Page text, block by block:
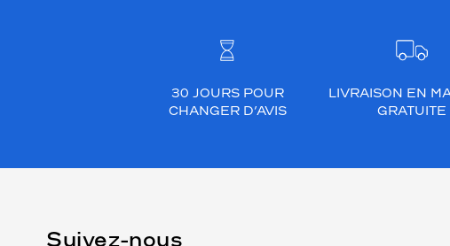
30 JOURS POUR
CHANGER D’AVIS
LIVRAISON EN
GRATUITE
Suivez-nous